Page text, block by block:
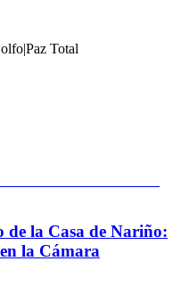
|Paz Total
de la Casa de Nariño:
la Cámara